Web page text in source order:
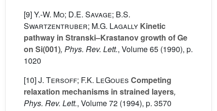
[9]Y.-W. Mo; D.E. Savage; B.S.
Swartzentruber; M.G. Lagally Kinetic
pathway in Stranski–Krastanov growth of Ge
on Si(001), Phys. Rev. Lett., Volume 65 (1990), p.
1020
[10]J. Tersoff; F.K. LeGoues Competing
relaxation mechanisms in strained layers,
Phys. Rev. Lett., Volume 72 (1994), p. 3570